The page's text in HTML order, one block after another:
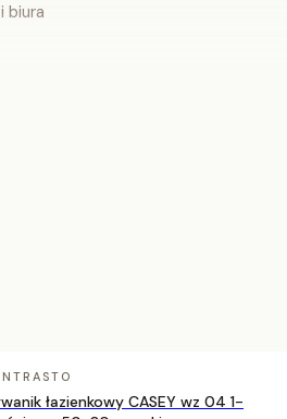
biura
łazienkowy CASEY wz 04 1-